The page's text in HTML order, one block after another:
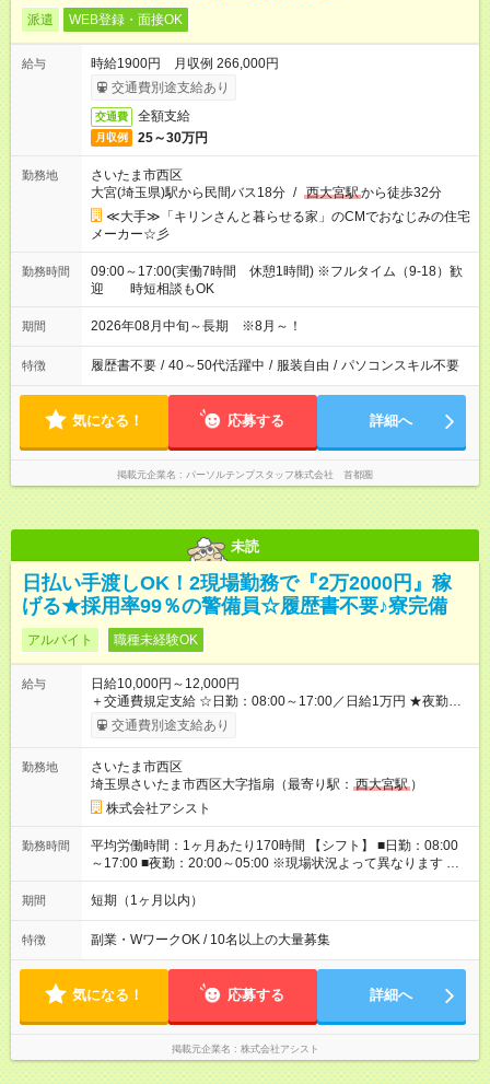
派遣 WEB登録・面接OK
給与
時給1900円 月収例 266,000円
交通費別途支給あり
交通費 全額支給
月収例 25～30万円
勤務地
さいたま市西区
大宮(埼玉県)駅から民間バス18分 / 西大宮駅から徒歩32分
≪大手≫「キリンさんと暮らせる家」のCMでおなじみの住宅
メーカー☆彡
勤務時間
09:00～17:00(実働7時間 休憩1時間) ※フルタイム（9-18）歓
迎 時短相談もOK
期間 2026年08月中旬～長期 ※8月～！
特徴 履歴書不要 / 40～50代活躍中 / 服装自由 / パソコンスキル不要
気になる！ 応募する 詳細へ
掲載元企業名 パーソルテンプスタッフ株式会社 首都圏
未読
日払い手渡しOK！2現場勤務で『2万2000円』稼
げる★採用率99％の警備員☆履歴書不要♪寮完備
アルバイト 職種未経験OK
給与
日給10,000円～12,000円
＋交通費規定支給 ☆日勤：08:00～17:00／日給1万円 ★夜勤：
20:00～05:00／日給1万2000円 -:+:-:+:-:+:-:+:-:+:- 日勤＋夜勤で 1
日『2万2000円』も稼げる！ -:+:-:+:-:+:-:+:-:+:- ■選べる支払い方
べる！ 日払いは、当日に『現金全額』手渡しです♪ ■残業手当
別途支給 ■日給全額保障あり ┗予定時間より早く終わっても日給
は満額支給！ ■資格手当あり ┗施設警備2級など 【試用期間】
試用期間なし
交通費別途支給あり
勤務地
さいたま市西区
埼玉県さいたま市西区大字指扇（最寄り駅： 西大宮駅 ）
株式会社アシスト
勤務時間
平均労働時間：1ヶ月あたり170時間 【シフト】 ■日勤：08:00
～17:00 ■夜勤：20:00～05:00 ※現場状況よって異なります ※早
く終われば1現場4～8時間勤務もあり ☆週3～勤務OK！ ☆現場
が早く終わっても日給全額保証！ ☆ご希望の方は「日勤＋夜
日勤：08:00～17:00 ■夜勤：20:00～05:00 ※現場状況よって異
なります ※早く終われば1現場4～8時間勤務もあり ☆週3～勤務
OK！ ☆現場が早く終わっても日給全額保証！ ☆ご希望の方は
「日勤＋夜勤」も可能！
期間 短期（1ヶ月以内）
特徴 副業・WワークOK / 10名以上の大量募集
気になる！ 応募する 詳細へ
掲載元企業名 株式会社アシスト